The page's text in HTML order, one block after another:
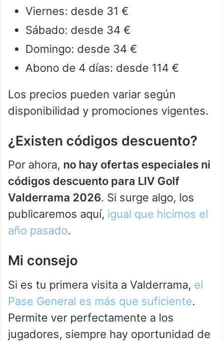
Viernes: desde 31 €
Sábado: desde 34 €
Domingo: desde 34 €
Abono de 4 días: desde 114 €
Los precios pueden variar según
disponibilidad y promociones vigentes.
¿Existen códigos descuento?
Por ahora, no hay ofertas especiales ni
códigos descuento para LIV Golf
Valderrama 2026. Si surge algo, los
publicaremos aquí, igual que hicimos el
año pasado.
Mi consejo
Si es tu primera visita a Valderrama, el
Pase General es más que suficiente.
Permite ver perfectamente a los
jugadores, siempre hay oportunidad de